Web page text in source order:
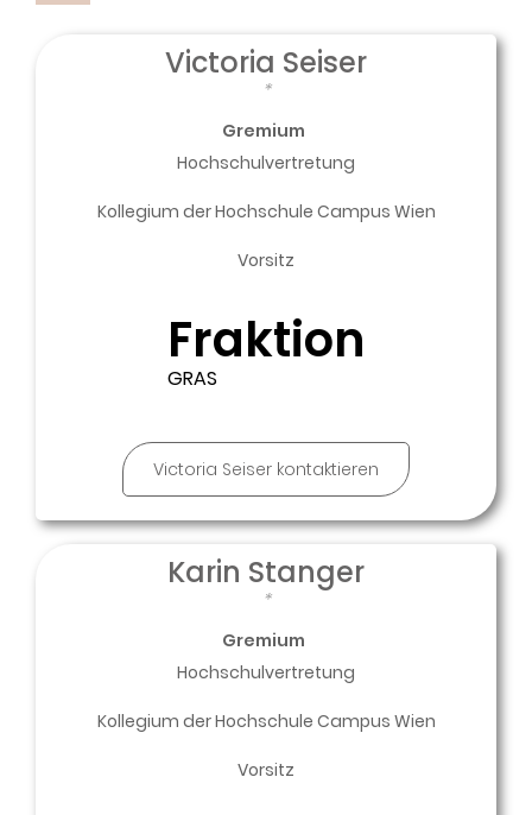
Victoria Seiser
*
Gremium
Hochschulvertretung
Kollegium der Hochschule Campus Wien
Vorsitz
Fraktion
GRAS
Victoria Seiser kontaktieren
Karin Stanger
*
Gremium
Hochschulvertretung
Kollegium der Hochschule Campus Wien
Vorsitz